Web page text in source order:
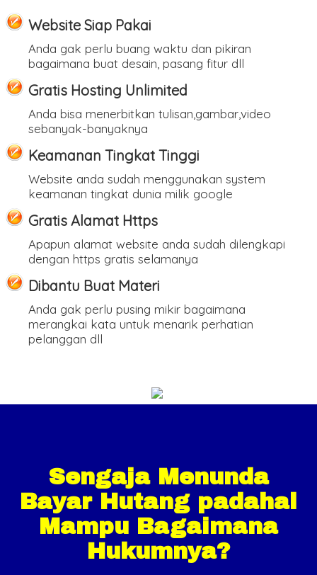
Website Siap Pakai
Anda gak perlu buang waktu dan pikiran
bagaimana buat desain, pasang fitur dll
Gratis Hosting Unlimited
Anda bisa menerbitkan tulisan,gambar,video
sebanyak-banyaknya
Keamanan Tingkat Tinggi
Website anda sudah menggunakan system
keamanan tingkat dunia milik google
Gratis Alamat Https
Apapun alamat website anda sudah dilengkapi
dengan https gratis selamanya
Dibantu Buat Materi
Anda gak perlu pusing mikir bagaimana
merangkai kata untuk menarik perhatian
pelanggan dll
Sengaja Menunda
Bayar Hutang padahal
Mampu Bagaimana
Hukumnya?